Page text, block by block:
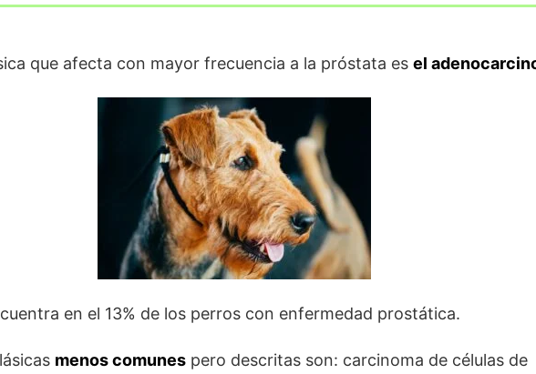
que afecta con mayor frecuencia a la próstata es el
en el 13% de los perros con enfermedad prostática.
menos comunes pero descritas son: carcinoma de células de